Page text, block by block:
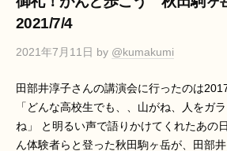
2021/7/4
2021年7月11日 by @kumakumi
田部井淳子さんの講演会に行ったのは
「どんな高校生でも、、山がね、人をガ
ね」 と明るい声で語りかけてくれたあの
ん体験者らと登った秋田駒ヶ岳が、田部井